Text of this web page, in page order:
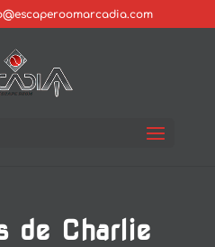
de Charlie